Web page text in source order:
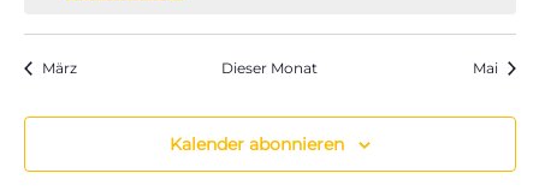
März Dieser Monat Mai
Kalender abonnieren